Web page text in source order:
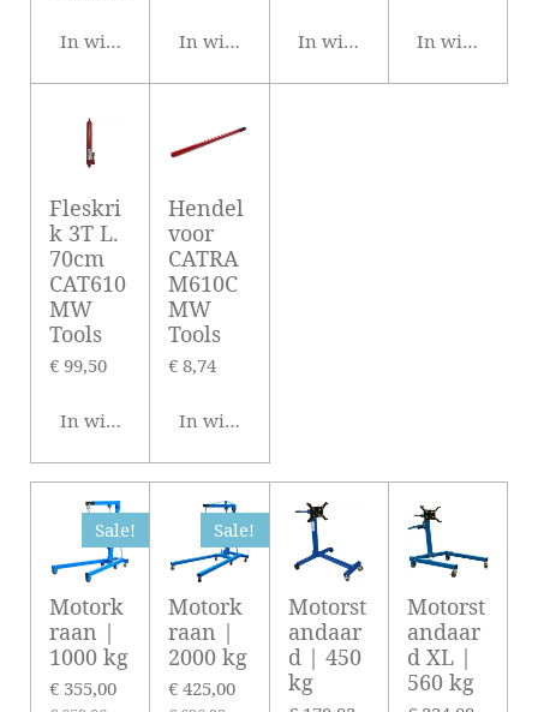
In winkelwagenIn winkelwagenIn winkelwagen
In
Fleskri
k 3T L.
70cm
CAT610
MW
Tools
€ 99,50
In winkelwagen
Hendel
voor
CATRA
M610C
MW
Tools
€ 8,74
In winkelwagen
Sale!
Motork
raan |
1000 kg
€ 355,00
Sale!
Motork
raan |
2000 kg
€ 425,00
Motorst
andaar
d | 450
kg
Motorst
andaar
d XL |
560 kg